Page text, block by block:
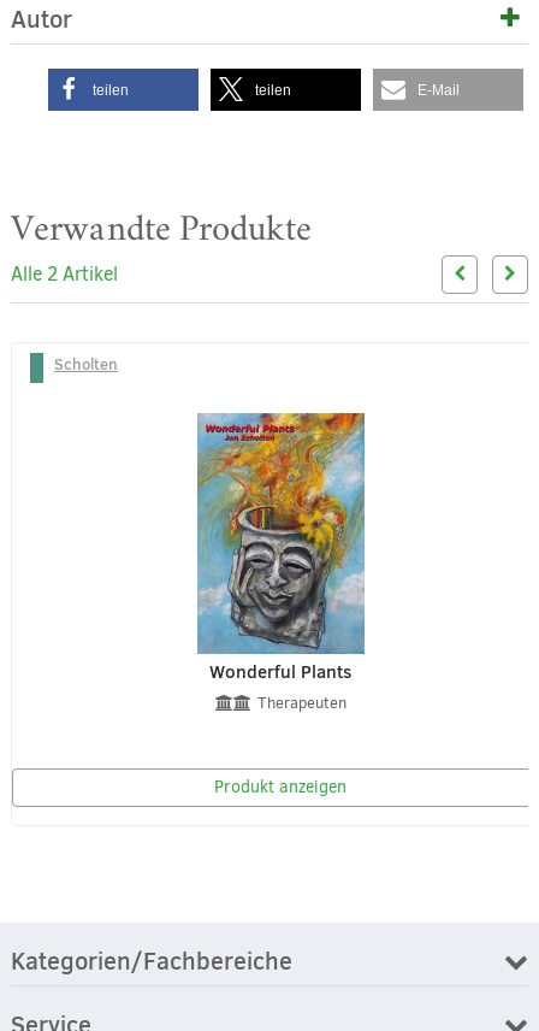
Autor
teilen teilen E-Mail
Verwandte Produkte
Alle 2 Artikel
Scholten
Wonderful Plants
Therapeuten
Produkt anzeigen
Kategorien/Fachbereiche